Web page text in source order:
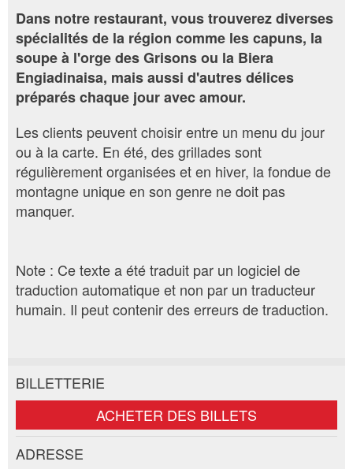
Dans notre restaurant, vous trouverez diverses
spécialités de la région comme les capuns, la
soupe à l'orge des Grisons ou la Biera
Engiadinaisa, mais aussi d'autres délices
préparés chaque jour avec amour.
Les clients peuvent choisir entre un menu du jour
ou à la carte. En été, des grillades sont
régulièrement organisées et en hiver, la fondue de
montagne unique en son genre ne doit pas
manquer.
Note : Ce texte a été traduit par un logiciel de
traduction automatique et non par un traducteur
humain. Il peut contenir des erreurs de traduction.
Annonces répréhensibles
Recommander l'annonce
BILLETTERIE
ACHETER DES BILLETS
ADRESSE